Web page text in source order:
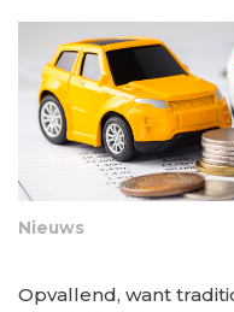
Nieuws
Opvallend, want